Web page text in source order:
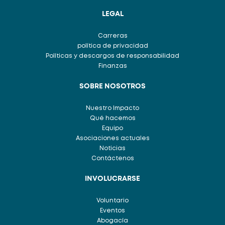
LEGAL
Carreras
política de privacidad
Políticas y descargos de responsabilidad
Finanzas
SOBRE NOSOTROS
Nuestro Impacto
Qué hacemos
Equipo
Asociaciones actuales
Noticias
Contáctenos
INVOLUCRARSE
Voluntario
Eventos
Abogacía